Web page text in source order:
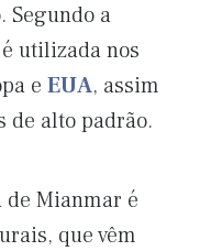
Segundo a
utilizada nos
e EUA, assim
de alto padrão.
Mianmar é
que vêm